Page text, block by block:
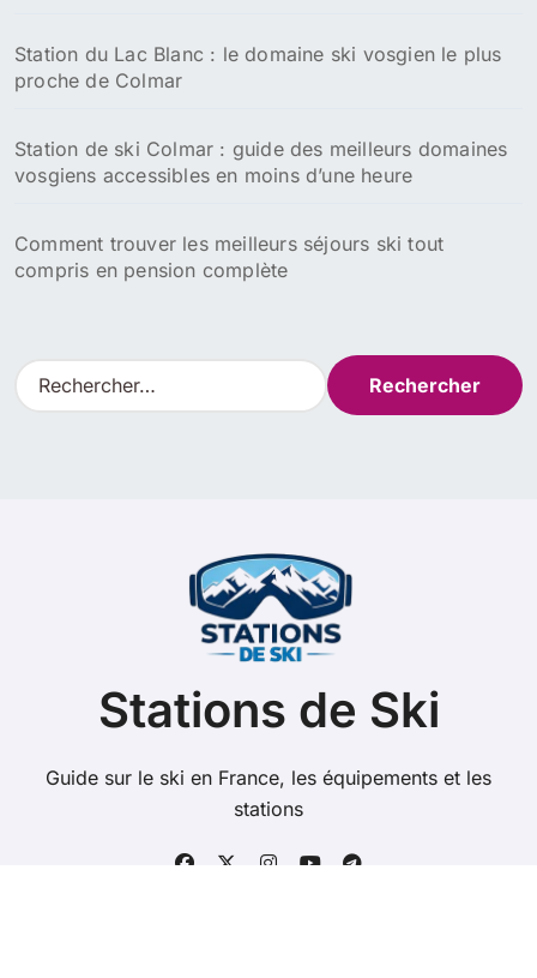
Station du Lac Blanc : le domaine ski vosgien le plus
proche de Colmar
Station de ski Colmar : guide des meilleurs domaines
vosgiens accessibles en moins d’une heure
Comment trouver les meilleurs séjours ski tout
compris en pension complète
R
e
Stations de Ski
Guide sur le ski en France, les équipements et les
stations